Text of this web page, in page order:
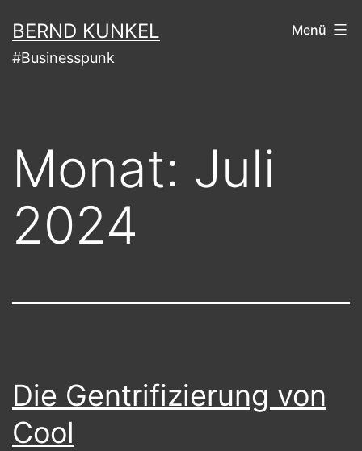
Inhalt
springen
BERND KUNKEL
#Businesspunk
Menü
Monat: Juli
2024
Die Gentrifizierung von
Cool